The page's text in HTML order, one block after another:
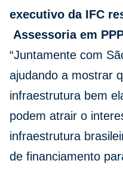
executivo da IFC
Assessoria em
“Juntamente com
ajudando a mostrar
infraestrutura bem
podem atrair o
infraestrutura
de financiamento